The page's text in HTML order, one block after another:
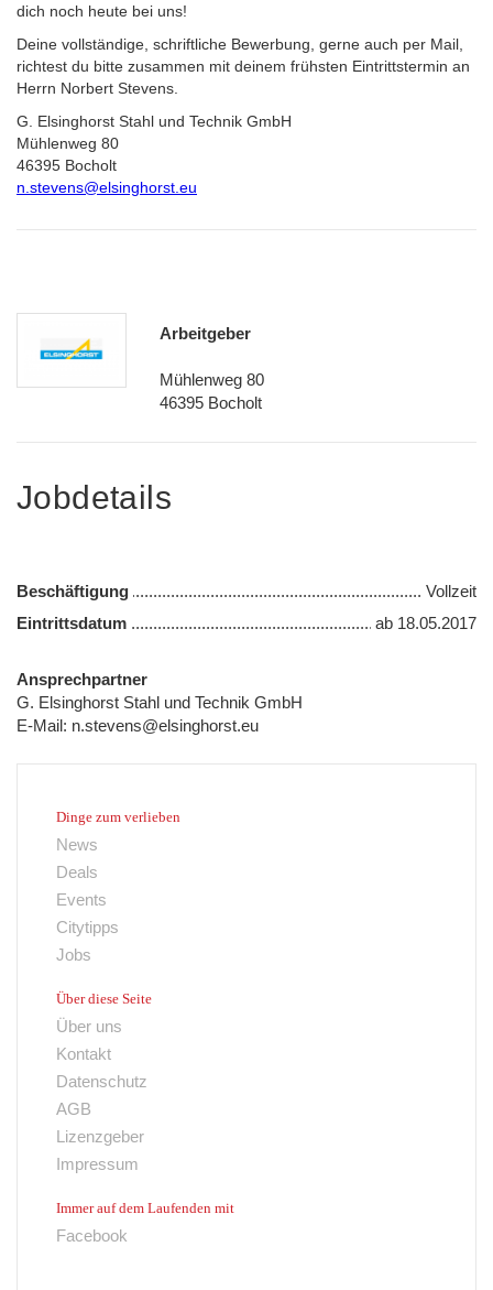
dich noch heute bei uns!
Deine vollständige, schriftliche Bewerbung, gerne auch per Mail,
richtest du bitte zusammen mit deinem frühsten Eintrittstermin an
Herrn Norbert Stevens.
G. Elsinghorst Stahl und Technik GmbH
Mühlenweg 80
46395 Bocholt
n.stevens@elsinghorst.eu
Arbeitgeber
Mühlenweg 80
46395 Bocholt
Jobdetails
Beschäftigung
Vollzeit
Eintrittsdatum
ab 18.05.2017
Ansprechpartner
G. Elsinghorst Stahl und Technik GmbH
E-Mail: n.stevens@elsinghorst.eu
Dinge zum verlieben
News
Deals
Events
Citytipps
Jobs
Über diese Seite
Über uns
Kontakt
Datenschutz
AGB
Lizenzgeber
Impressum
Immer auf dem Laufenden mit
Facebook